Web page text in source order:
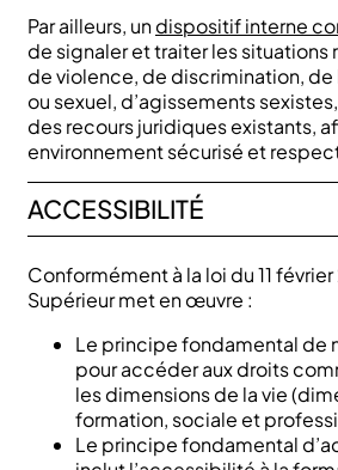
Par ailleurs, undispositif interne
de signaler et traiter les situations
de violence, de discrimination,
ou sexuel, d’agissements
des recours juridiques existants,
environnement sécurisé et
ACCESSIBILITÉ
Conformément à la loi du 11
Supérieur met en œuvre :
Le principe fondamental de
pour accéder aux droits
les dimensions de la vie
formation, sociale et
Le principe fondamental